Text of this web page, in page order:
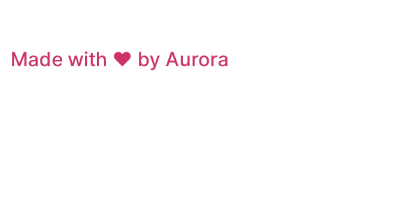
Made with ❤ by Aurora